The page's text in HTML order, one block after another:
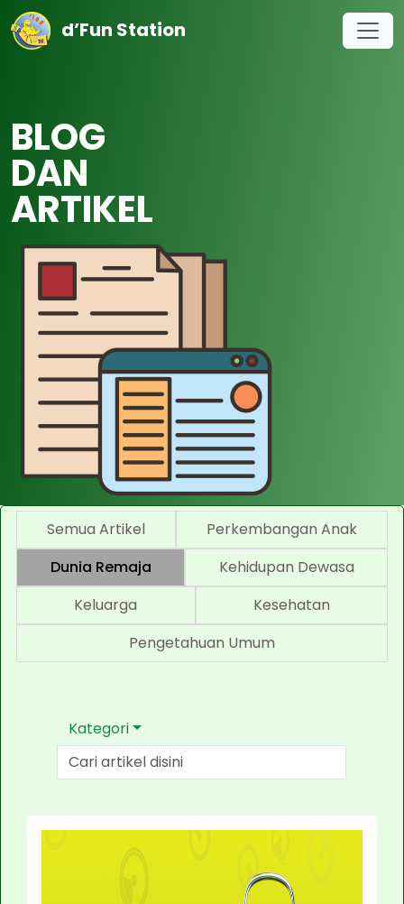
d’Fun Station
BLOG
DAN
ARTIKEL
Semua Artikel
Perkembangan Anak
Dunia Remaja
Kehidupan Dewasa
Keluarga
Kesehatan
Pengetahuan Umum
Kategori